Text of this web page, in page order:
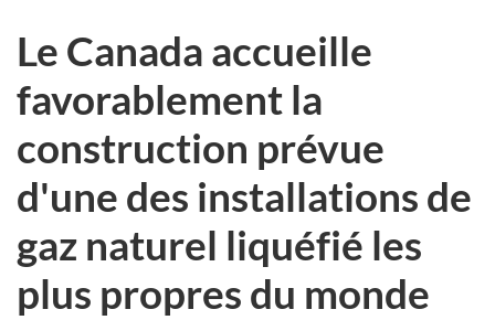
Le Canada accueille
favorablement la
construction prévue
d'une des installations de
gaz naturel liquéfié les
plus propres du monde